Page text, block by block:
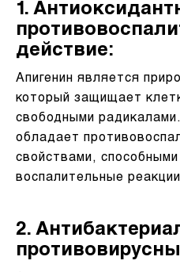
1.
действие:
Апигенин является
который защищает
свободными
обладает
свойствами,
воспалительные
2.